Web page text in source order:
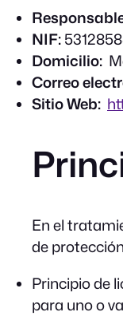
NIF:
Domicilio:
Correo
Sitio Web:
En el
de
Principio de
para uno o